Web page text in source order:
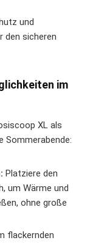
und
den sicheren
im
XL als
Sommerabende:
Platziere den
um Wärme und
ohne große
flackernden